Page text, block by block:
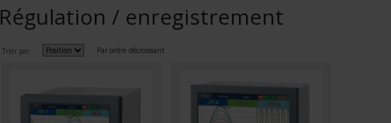
Régulation / enregistrement
Trier par Par ordre décroissant